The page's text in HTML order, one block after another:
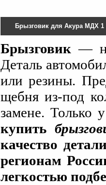
Брызговик для Акура МДХ
Брызговик —
Деталь
или резины.
щебня из-под
замене.
купить
качество
регионам
легкостью